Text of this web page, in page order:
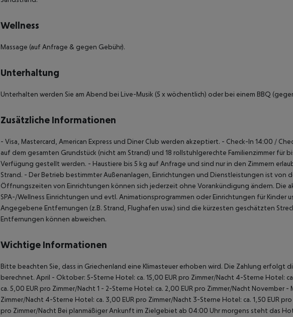
Wellness
Massage (auf Anfrage & gegen Gebühr).
Unterhaltung
Unterhalten werden Sie am Abend bei Live-Musik (5 x wöchentlich) oder bei einem BBQ
Zusätzliche Informationen
- Visa, Mastercard, American Express und Diner Club werden akzeptiert. - Check-In 14:00 /
auf dem gesamten Grundstück (nicht am Strand) und 18 rollstuhlgerechte Familienzimmer für
Verfügung gestellt werden. - Haustiere bis 5 kg auf Anfrage und sind nur in den Zimmern
Strand. - Der Betrieb bestimmter Außenanlagen, Einrichtungen und Dienstleistungen ist von
Öffnungszeiten von Einrichtungen können sich jederzeit ohne Vorankündigung ändern. Die
SPA-/Wellness Einrichtungen und evtl. Animationsprogrammen oder Einrichtungen für Kinder
Angegebene Entfernungen (z.B. Strand, Flughafen usw.) sind die kürzesten geschätzten
Entfernungen können abweichen.
Wichtige Informationen
Bitte beachten Sie, dass in Griechenland eine Klimasteuer erhoben wird. Die Zahlung erfolgt
berechnet. April - Oktober: 5-Sterne Hotel: ca. 15,00 EUR pro Zimmer/Nacht 4-Sterne Hotel:
ca. 5,00 EUR pro Zimmer/Nacht 1 - 2-Sterne Hotel: ca. 2,00 EUR pro Zimmer/Nacht November -
Zimmer/Nacht 4-Sterne Hotel: ca. 3,00 EUR pro Zimmer/Nacht 3-Sterne Hotel: ca. 1,50 EUR
pro Zimmer/Nacht Bei planmäßiger Ankunft im Zielgebiet ab 04:00 Uhr morgens steht das